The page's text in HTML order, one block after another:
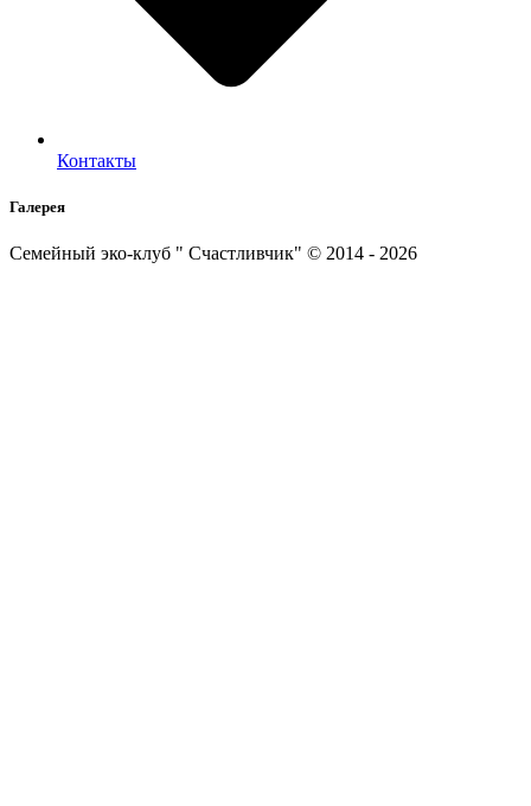
Контакты
Галерея
Семейный эко-клуб " Счастливчик" © 2014 - 2026